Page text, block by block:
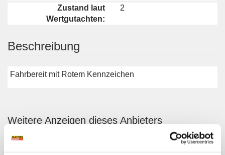
Zustand laut
Wertgutachten:
2
Beschreibung
Fahrbereit mit Rotem Kennzeichen
Weitere Anzeigen dieses Anbieters
ALLE ANZEIGEN